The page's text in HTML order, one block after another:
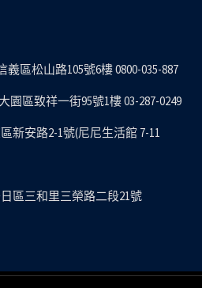
區松山路105號6樓 0800-035-887
區致祥一街95號1樓 03-287-0249
新安路2-1號(尼尼生活館 7-11
區三和里三榮路二段21號